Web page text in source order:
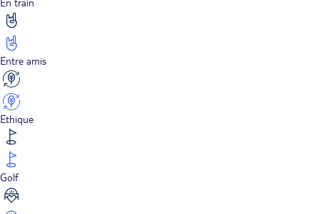
En train
Entre amis
Ethique
Golf